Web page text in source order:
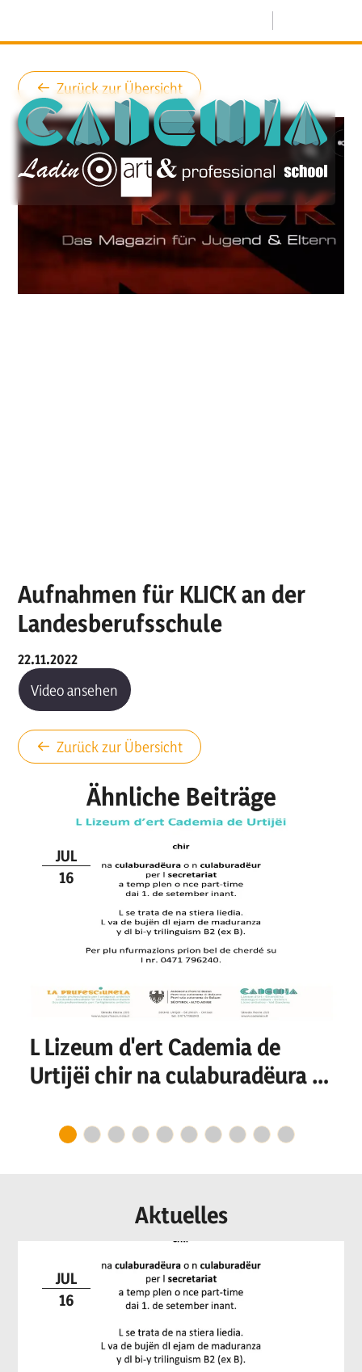
Zurück zur Übersicht
Aufnahmen für KLICK an der
Landesberufsschule
22.11.2022
Video ansehen
Zurück zur Übersicht
Ähnliche Beiträge
JUL
16
L Lizeum d'ert Cademia de
Urtijëi chir na culaburadëura o
secretariat
Aktuelles
JUL
16